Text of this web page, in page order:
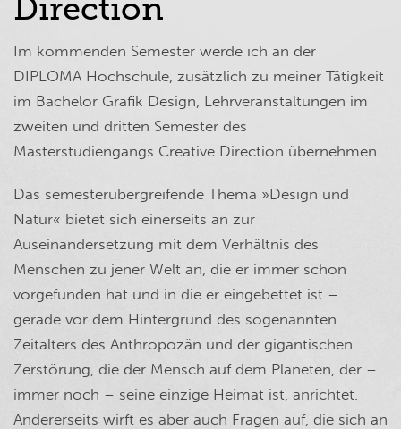
Direction
Im kommenden Semester werde ich an der
DIPLOMA Hochschule, zusätzlich zu meiner Tätigkeit
im Bachelor Grafik Design, Lehrveranstaltungen im
zweiten und dritten Semester des
Masterstudiengangs Creative Direction übernehmen.
Das semesterübergreifende Thema »Design und
Natur« bietet sich einerseits an zur
Auseinandersetzung mit dem Verhältnis des
Menschen zu jener Welt an, die er immer schon
vorgefunden hat und in die er eingebettet ist –
gerade vor dem Hintergrund des sogenannten
Zeitalters des Anthropozän und der gigantischen
Zerstörung, die der Mensch auf dem Planeten, der –
immer noch – seine einzige Heimat ist, anrichtet.
Andererseits wirft es aber auch Fragen auf, die sich an